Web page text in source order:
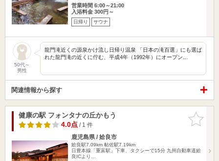
営業時間 6:00～21:00
入浴料金 300円～
日帰り サウナ
50代～
男性
龍門滝近くの源泉かけ流し日帰り温泉 「⽇本の滝百選」にも選ば
れた龍門滝の近くに佇む、平成4年（1992年）にオープン…
関連情報から探す
お気に入
りに追加
健康の駅 フォンタナの丘かもう
4.0点/ 1 件
鹿児島県 / 姶良市
姶良駅7.09km 帖佐駅7.19km
日豊本線「重富駅」下車、タクシーで15分 九州自動車道姶
良ICより…